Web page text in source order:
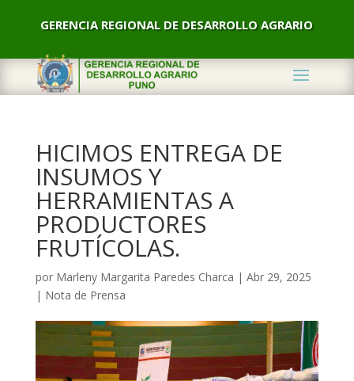
GERENCIA REGIONAL DE DESARROLLO AGRARIO
HICIMOS ENTREGA DE
INSUMOS Y
HERRAMIENTAS A
PRODUCTORES
FRUTÍCOLAS.
por Marleny Margarita Paredes Charca | Abr 29, 2025
| Nota de Prensa